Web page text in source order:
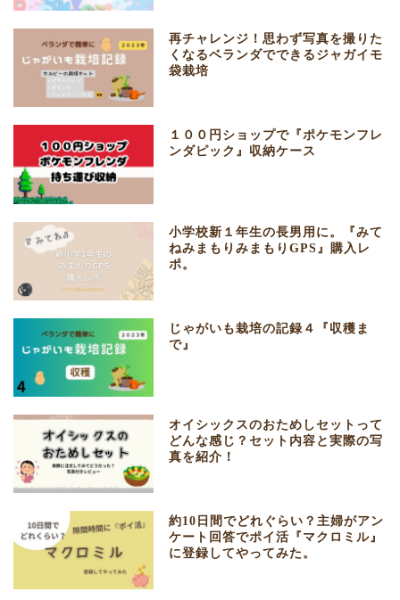
再チャレンジ！思わず写真を撮りた
くなるベランダでできるジャガイモ
袋栽培
１００円ショップで『ポケモンフレ
ンダピック』収納ケース
小学校新１年生の長男用に。『みて
ねみまもりみまもりGPS』購入レ
ポ。
じゃがいも栽培の記録４『収穫ま
で』
オイシックスのおためしセットって
どんな感じ？セット内容と実際の写
真を紹介！
約10日間でどれぐらい？主婦がアン
ケート回答でポイ活『マクロミル』
に登録してやってみた。